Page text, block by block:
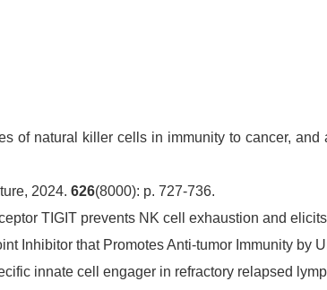
of natural killer cells in immunity to cancer, and
2024. 626(8000): p. 727-736.
TIGIT prevents NK cell exhaustion and
Inhibitor that Promotes Anti-tumor Immunity by
innate cell engager in refractory relapsed